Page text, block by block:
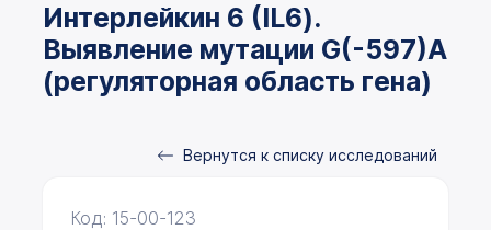
Интерлейкин 6 (IL6).
Выявление мутации G(-597)A
(регуляторная область гена)
Вернутся к списку исследований
Код: 15-00-123